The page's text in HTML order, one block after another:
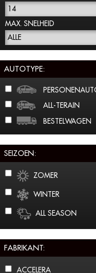
14
MAX. SNELHEID
ALLE
AUTOTYPE:
ALL-TERAIN
BESTELWAGEN
SEIZOEN:
ZOMER
WINTER
ALL SEASON
FABRIKANT:
ACCELERA